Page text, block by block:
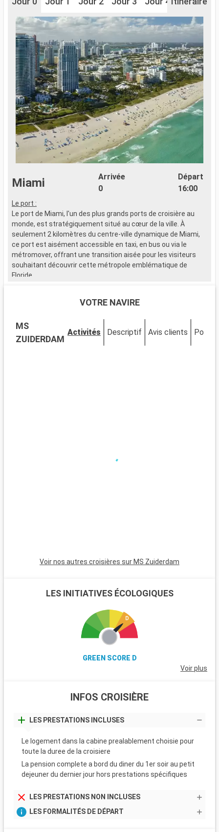
Miami
Arrivée
0
Départ
16:00
Le port :
Le port de Miami, l'un des plus grands ports de croisière au
monde, est stratégiquement situé au cœur de la ville. À
seulement 2 kilomètres du centre-ville dynamique de Miami,
ce port est aisément accessible en taxi, en bus ou via le
métromover, offrant une transition aisée pour les visiteurs
souhaitant découvrir cette métropole emblématique de
Floride.
Miami est un mélange vibrant de cultures, d'art et de plages.
fresques murales et ses galeries avant-gardistes. Le quartier
historique Art Déco de South Beach vous transporte dans les
années 1930 avec ses bâtiments colorés et son ambiance
bateau, sont un paradis avec leurs plages de sable blanc. Pour
VOTRE NAVIRE
MS
ZUIDERDAM
Activités Descriptif Avis clients Ponts
Voir nos autres croisières sur MS Zuiderdam
LES INITIATIVES ÉCOLOGIQUES
GREEN SCORE D
Voir plus
INFOS CROISIÈRE
LES PRESTATIONS INCLUSES
Le logement dans la cabine prealablement choisie pour
toute la duree de la croisiere
La pension complete a bord du diner du 1er soir au petit
dejeuner du dernier jour hors prestations spécifiques
LES PRESTATIONS NON INCLUSES
LES FORMALITÉS DE DÉPART